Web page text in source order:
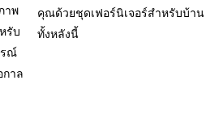
าพ
รับ
รณ์
กาล
คุณด้วยชุดเฟอร์นิเจอร์สำหรับบ้าน
ทั้งหลังนี้